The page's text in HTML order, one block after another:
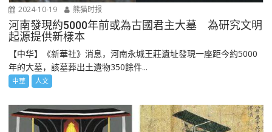
2024-10-19 熊猫时报
河南發現約5000年前或為古國君主大墓 為研究文明
起源提供新樣本
【中华】《新華社》消息，河南永城王莊遺址發現一座距今約5000
年的大墓，該墓葬出土遺物350餘件...
中華 人文